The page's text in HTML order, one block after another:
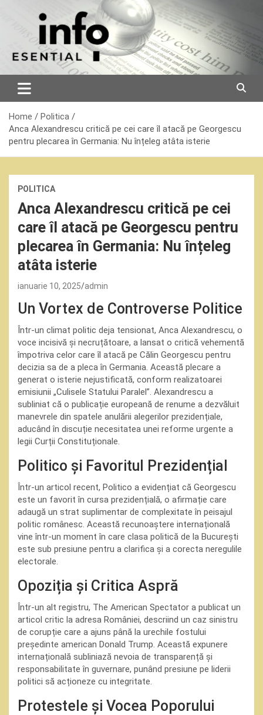
Home
Politica
Anca Alexandrescu critică pe cei care îl atacă pe Georgescu
pentru plecarea în Germania: Nu înțeleg atâta isterie
POLITICA
Anca Alexandrescu critică pe cei
care îl atacă pe Georgescu pentru
plecarea în Germania: Nu înțeleg
atâta isterie
ianuarie 10, 2025 admin
Un Vortex de Controverse Politice
Într-un climat politic deja tensionat, Anca Alexandrescu, o
voce incisivă și necruțătoare, a lansat o critică vehementă
împotriva celor care îl atacă pe Călin Georgescu pentru
decizia sa de a pleca în Germania. Această plecare a
generat o isterie nejustificată, conform realizatoarei
emisiunii „Culisele Statului Paralel”. Alexandrescu a
subliniat că o publicație europeană de renume a dezvăluit
manevrele din spatele anulării alegerilor prezidențiale,
aducând în discuție necesitatea unei reforme urgente a
legii Curții Constituționale.
Politico și Favoritul Prezidențial
Într-un articol recent, Politico a evidențiat că Georgescu
este un favorit în cursa prezidențială, o afirmație care
adaugă un strat suplimentar de complexitate în peisajul
politic românesc. Această recunoaștere internațională
vine într-un moment în care clasa politică de la București
este sub presiune pentru a clarifica și a corecta neregulile
electorale.
Opoziția și Critica Aspră
Într-un alt registru, The American Spectator a publicat un
articol critic la adresa României, descriind un caz sinistru
de corupție care a ajuns până la urechile fostului
președinte american Donald Trump. Această expunere
internațională subliniază nevoia de transparență și
responsabilitate în guvernare, punând presiune pe liderii
politici să acționeze cu integritate.
Protestele și Vocea Poporului